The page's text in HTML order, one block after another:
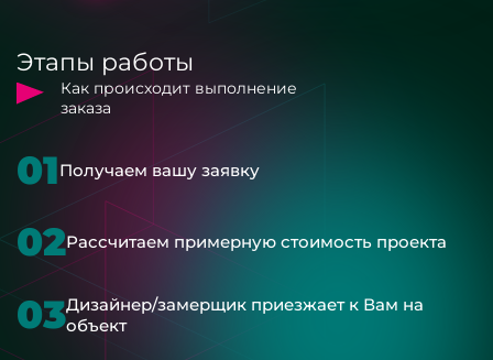
Этапы работы
Как происходит выполнение
заказа
01Получаем вашу заявку
02Рассчитаем примерную стоимость проекта
03Дизайнер/замерщик приезжает к Вам на
объект